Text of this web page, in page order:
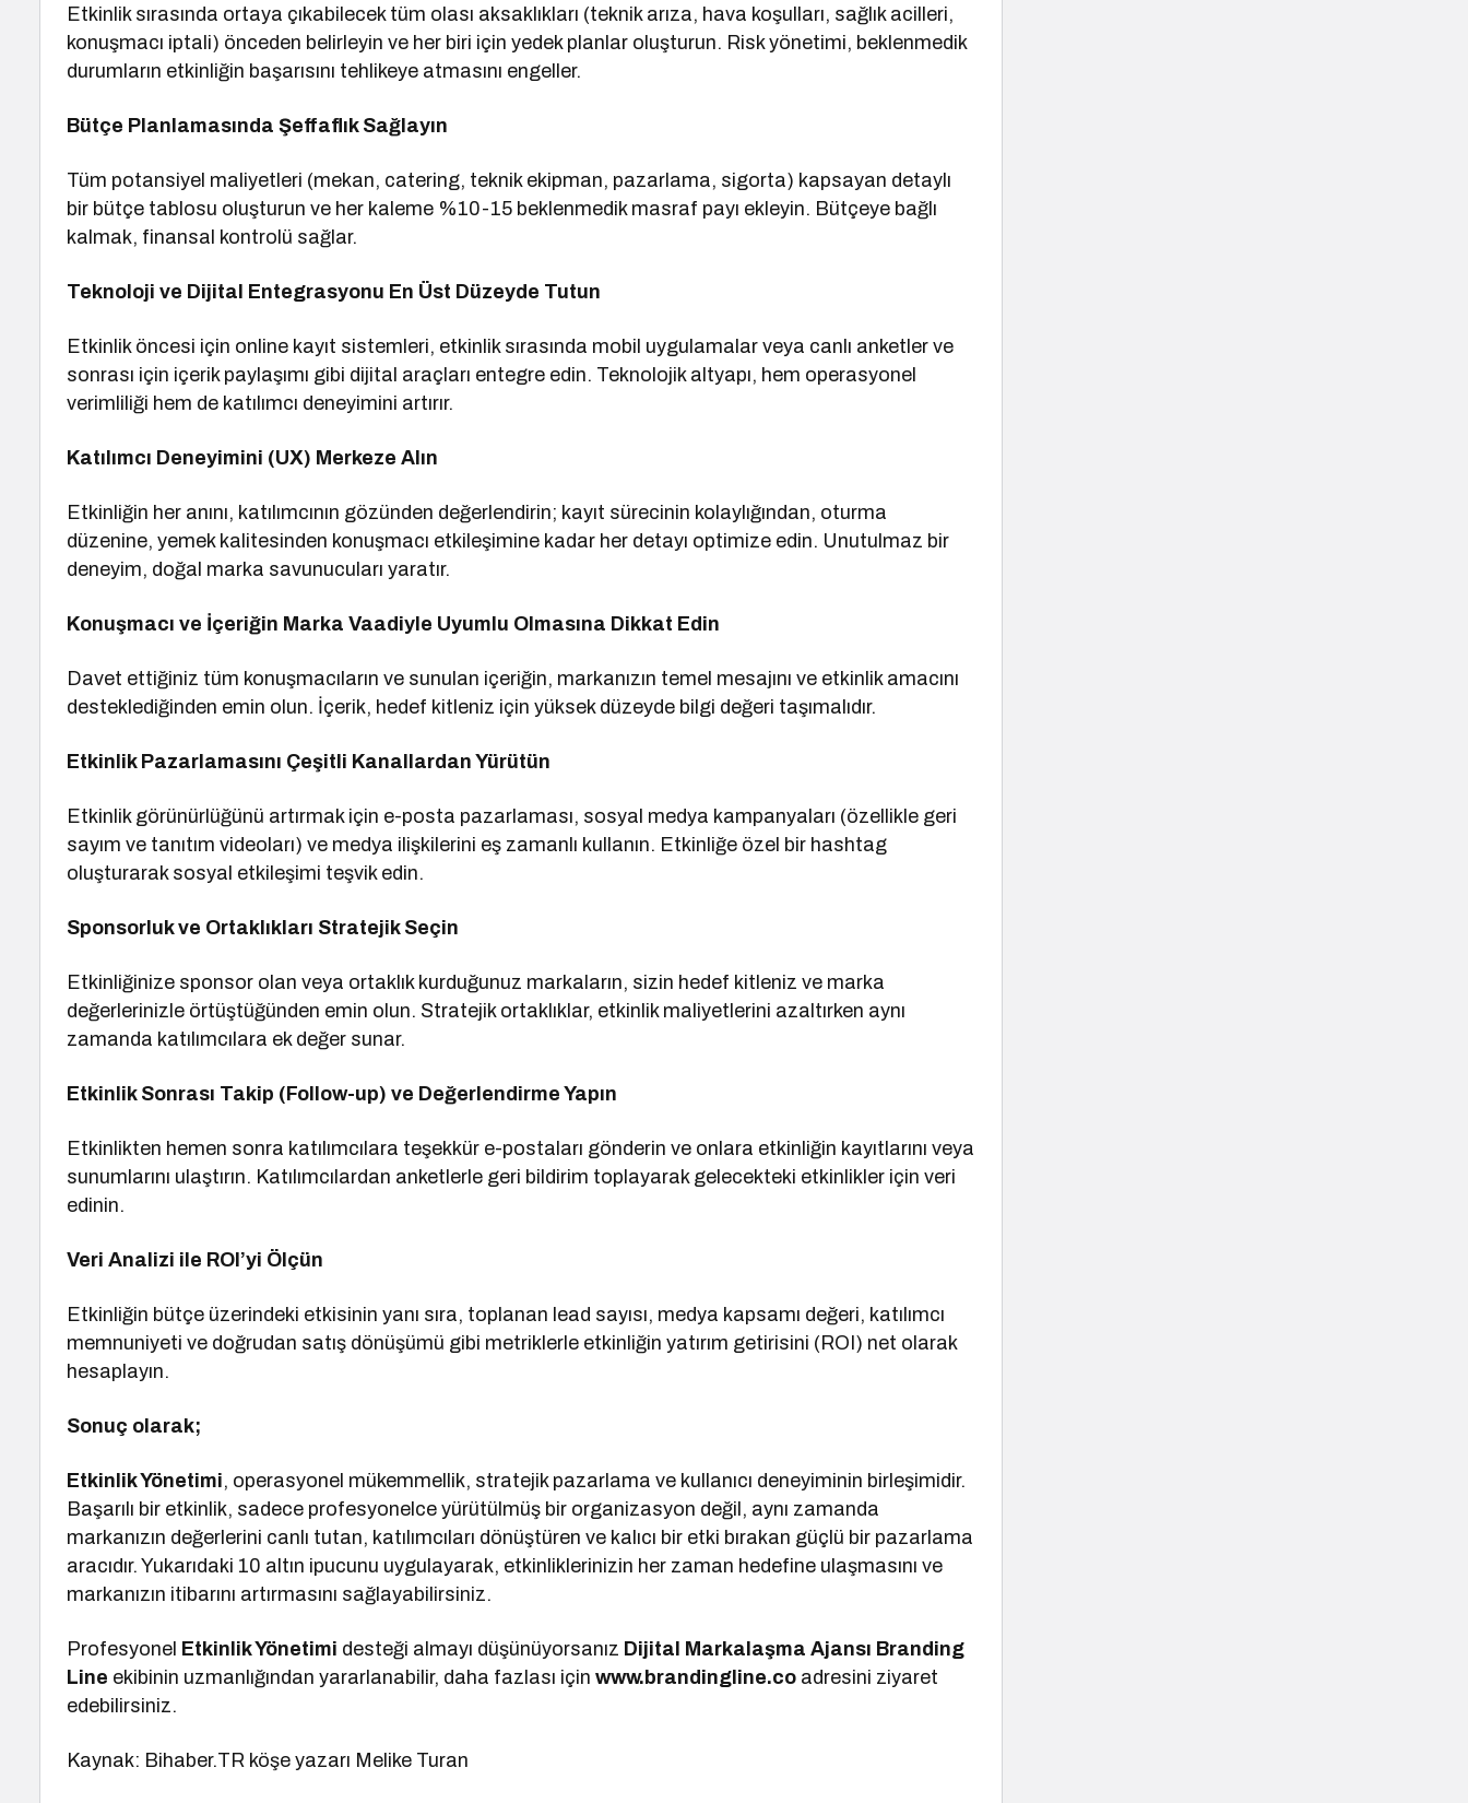
Etkinlik sırasında ortaya çıkabilecek tüm olası aksaklıkları (teknik arıza, hava koşulları, sağlık acilleri,
konuşmacı iptali) önceden belirleyin ve her biri için yedek planlar oluşturun. Risk yönetimi, beklenmedik
durumların etkinliğin başarısını tehlikeye atmasını engeller.
Bütçe Planlamasında Şeffaflık Sağlayın
Tüm potansiyel maliyetleri (mekan, catering, teknik ekipman, pazarlama, sigorta) kapsayan detaylı
bir bütçe tablosu oluşturun ve her kaleme %10-15 beklenmedik masraf payı ekleyin. Bütçeye bağlı
kalmak, finansal kontrolü sağlar.
Teknoloji ve Dijital Entegrasyonu En Üst Düzeyde Tutun
Etkinlik öncesi için online kayıt sistemleri, etkinlik sırasında mobil uygulamalar veya canlı anketler ve
sonrası için içerik paylaşımı gibi dijital araçları entegre edin. Teknolojik altyapı, hem operasyonel
verimliliği hem de katılımcı deneyimini artırır.
Katılımcı Deneyimini (UX) Merkeze Alın
Etkinliğin her anını, katılımcının gözünden değerlendirin; kayıt sürecinin kolaylığından, oturma
düzenine, yemek kalitesinden konuşmacı etkileşimine kadar her detayı optimize edin. Unutulmaz bir
deneyim, doğal marka savunucuları yaratır.
Konuşmacı ve İçeriğin Marka Vaadiyle Uyumlu Olmasına Dikkat Edin
Davet ettiğiniz tüm konuşmacıların ve sunulan içeriğin, markanızın temel mesajını ve etkinlik amacını
desteklediğinden emin olun. İçerik, hedef kitleniz için yüksek düzeyde bilgi değeri taşımalıdır.
Etkinlik Pazarlamasını Çeşitli Kanallardan Yürütün
Etkinlik görünürlüğünü artırmak için e-posta pazarlaması, sosyal medya kampanyaları (özellikle geri
sayım ve tanıtım videoları) ve medya ilişkilerini eş zamanlı kullanın. Etkinliğe özel bir hashtag
oluşturarak sosyal etkileşimi teşvik edin.
Sponsorluk ve Ortaklıkları Stratejik Seçin
Etkinliğinize sponsor olan veya ortaklık kurduğunuz markaların, sizin hedef kitleniz ve marka
değerlerinizle örtüştüğünden emin olun. Stratejik ortaklıklar, etkinlik maliyetlerini azaltırken aynı
zamanda katılımcılara ek değer sunar.
Etkinlik Sonrası Takip (Follow-up) ve Değerlendirme Yapın
Etkinlikten hemen sonra katılımcılara teşekkür e-postaları gönderin ve onlara etkinliğin kayıtlarını veya
sunumlarını ulaştırın. Katılımcılardan anketlerle geri bildirim toplayarak gelecekteki etkinlikler için veri
edinin.
Veri Analizi ile ROI’yi Ölçün
Etkinliğin bütçe üzerindeki etkisinin yanı sıra, toplanan lead sayısı, medya kapsamı değeri, katılımcı
memnuniyeti ve doğrudan satış dönüşümü gibi metriklerle etkinliğin yatırım getirisini (ROI) net olarak
hesaplayın.
Sonuç olarak;
Etkinlik Yönetimi, operasyonel mükemmellik, stratejik pazarlama ve kullanıcı deneyiminin birleşimidir.
Başarılı bir etkinlik, sadece profesyonelce yürütülmüş bir organizasyon değil, aynı zamanda
markanızın değerlerini canlı tutan, katılımcıları dönüştüren ve kalıcı bir etki bırakan güçlü bir pazarlama
aracıdır. Yukarıdaki 10 altın ipucunu uygulayarak, etkinliklerinizin her zaman hedefine ulaşmasını ve
markanızın itibarını artırmasını sağlayabilirsiniz.
Profesyonel Etkinlik Yönetimi desteği almayı düşünüyorsanız Dijital Markalaşma Ajansı Branding
Line ekibinin uzmanlığından yararlanabilir, daha fazlası içinwww.brandingline.co adresini ziyaret
edebilirsiniz.
Kaynak: Bihaber.TR köşe yazarı Melike Turan